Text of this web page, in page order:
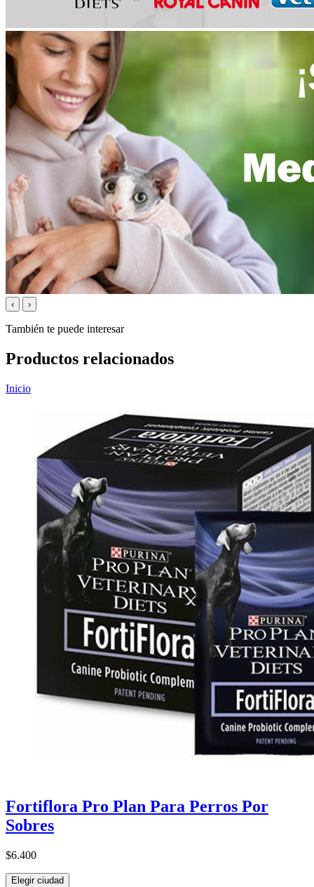
‹ ›
También te puede interesar
Productos relacionados
Inicio
Fortiflora Pro Plan Para Perros Por
Sobres
$6.400
Elegir ciudad